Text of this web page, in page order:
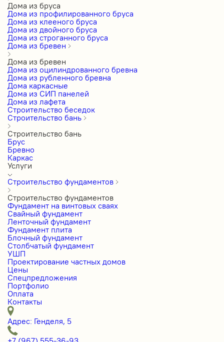
Дома из бруса
Дома из профилированного бруса
Дома из клееного бруса
Дома из двойного бруса
Дома из строганного бруса
Дома из бревен
Дома из бревен
Дома из оцилиндрованного бревна
Дома из рубленного бревна
Дома каркасные
Дома из СИП панелей
Дома из лафета
Строительство беседок
Строительство бань
Строительство бань
Брус
Бревно
Каркас
Услуги
Строительство фундаментов
Строительство фундаментов
Фундамент на винтовых сваях
Свайный фундамент
Ленточный фундамент
Фундамент плита
Блочный фундамент
Столбчатый фундамент
УШП
Проектирование частных домов
Цены
Спецпредложения
Портфолио
Оплата
Контакты
Адрес: Генделя, 5